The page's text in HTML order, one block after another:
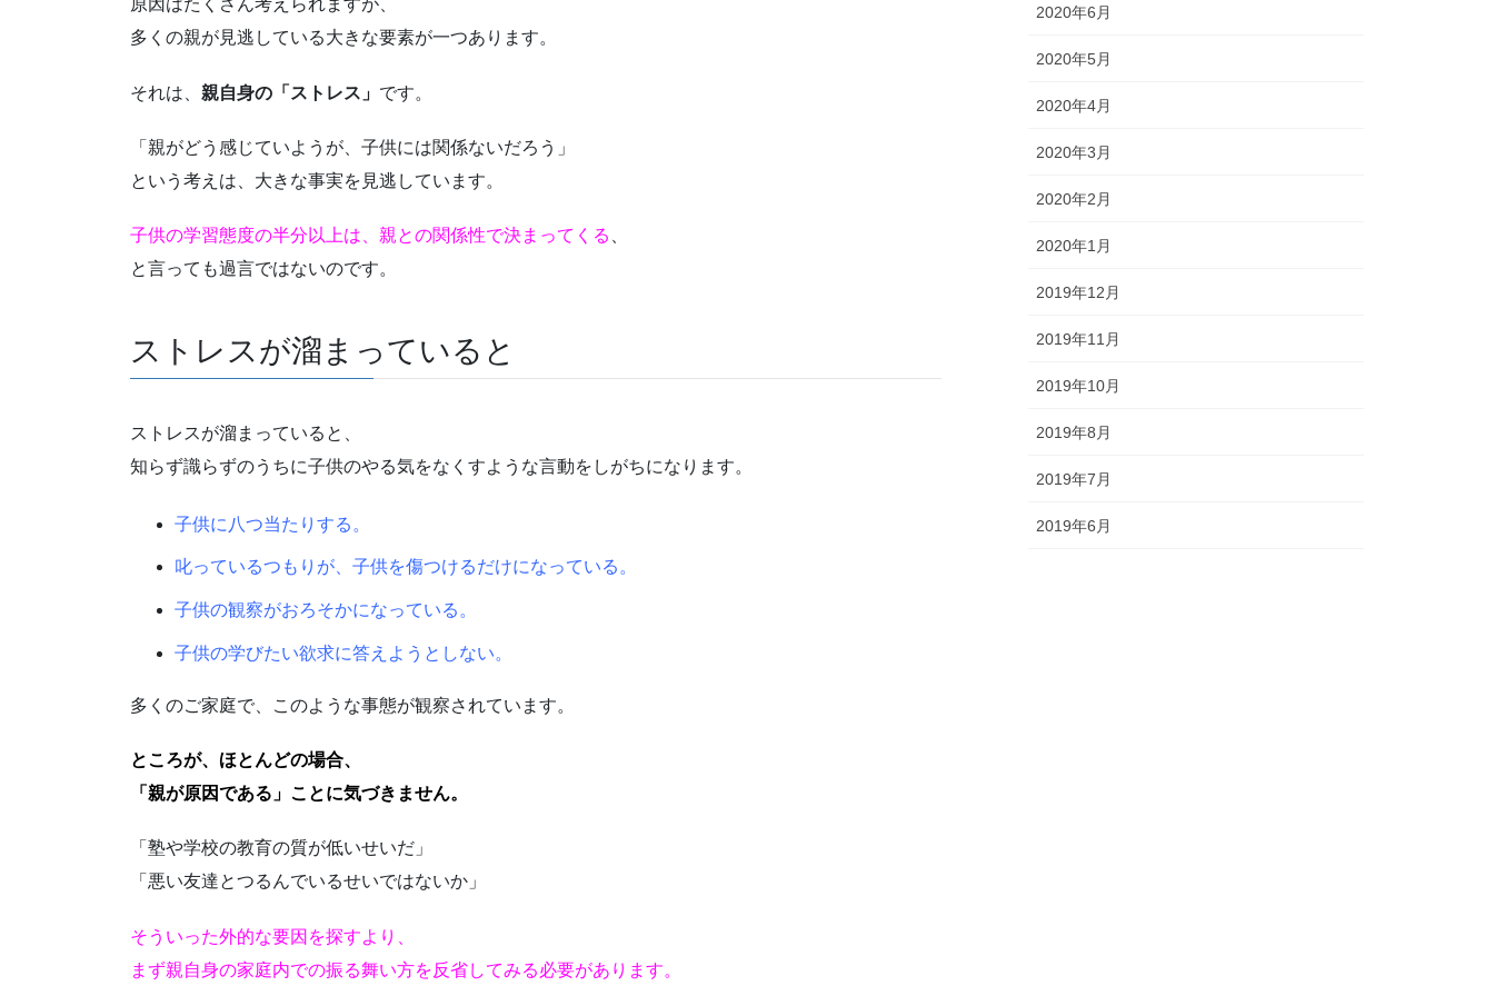
原因はたくさん考えられますが、
多くの親が見逃している大きな要素が一つあります。
それは、 親自身の「ストレス」 です。
「親がどう感じていようが、子供には関係ないだろう」
という考えは、大きな事実を見逃しています。
子供の学習態度の半分以上は、親との関係性で決まってくる
と言っても過言ではないのです。
ストレスが溜まっていると
ストレスが溜まっていると、
知らず識らずのうちに子供のやる気をなくすような言動をしがちになります。
子供に八つ当たりする。
叱っているつもりが、子供を傷つけるだけになっている。
子供の観察がおろそかになっている。
子供の学びたい欲求に答えようとしない。
多くのご家庭で、このような事態が観察されています。
ところが、ほとんどの場合、
「親が原因である」ことに気づきません。
「塾や学校の教育の質が低いせいだ」
「悪い友達とつるんでいるせいではないか」
そういった外的な要因を探すより、
まず親自身の家庭内での振る舞い方を反省してみる必要があります。
2020年6月
2020年5月
2020年4月
2020年3月
2020年2月
2020年1月
2019年12月
2019年11月
2019年10月
2019年8月
2019年7月
2019年6月